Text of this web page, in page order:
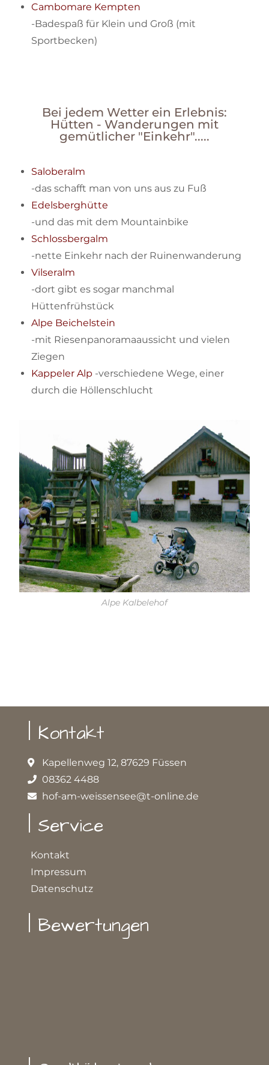
Cambomare Kempten
-Badespaß für Klein und Groß (mit
Sportbecken)
Bei jedem Wetter ein Erlebnis:
Hütten - Wanderungen mit
gemütlicher "Einkehr".....
Saloberalm
-das schafft man von uns aus zu Fuß
Edelsberghütte
-und das mit dem Mountainbike
Schlossbergalm
-nette Einkehr nach der Ruinenwanderung
Vilseralm
-dort gibt es sogar manchmal
Hüttenfrühstück
Alpe Beichelstein
-mit Riesenpanoramaaussicht und vielen
Ziegen
Kappeler Alp -verschiedene Wege, einer
durch die Höllenschlucht
Alpe Kalbelehof
| Kontakt
Kapellenweg 12, 87629 Füssen
08362 4488
hof-am-weissensee@t-online.de
| Service
Kontakt
Impressum
Datenschutz
| Bewertungen